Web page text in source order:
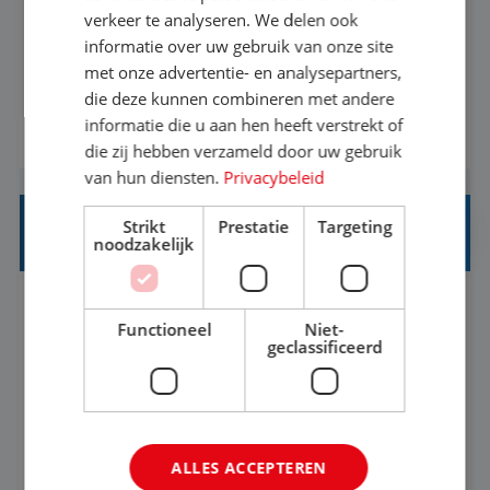
Als Stagiaire Business Intelligence ga je de
informatiebehoefte van verschillende interne
afdelingen specificeren. Aan de hand van deze
informatiebehoefte ga je BI-producten zoals
adviezen, rapportages en dashboards
ontwikkelen, aanpassen en leveren. Deze
producten ontwikkel je door middel van de data
uit ons datawa...
BEKIJK VACATURE
INKOPER VAKANTIES
Nijmegen Baan 33-36 uur MBO
Jij vindt de mooiste plekjes ter wereld en geeft
eenoudergezinnen én singles de meest
onvergetelijke vakanties van hun leven, hoe gaaf
is dat? Ben jij de commerciële professional die
verkeer te analyseren. We delen ook
informatie over uw gebruik van onze site
met onze advertentie- en analysepartners,
die deze kunnen combineren met andere
informatie die u aan hen heeft verstrekt of
die zij hebben verzameld door uw gebruik
van hun diensten. Privacybeleid
Strikt
noodzakelijk
Prestatie Targeting
Functioneel
Niet-
geclassificeerd
ALLES ACCEPTEREN